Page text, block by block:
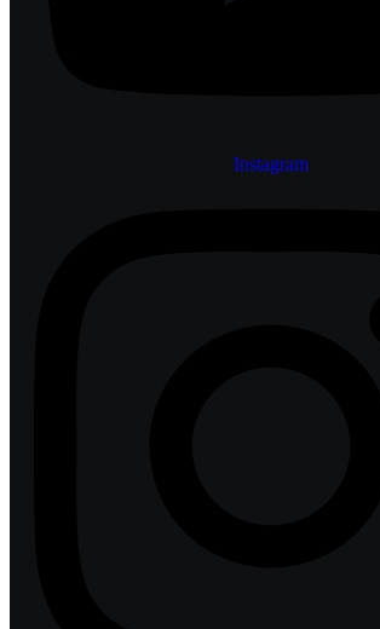
Instagram